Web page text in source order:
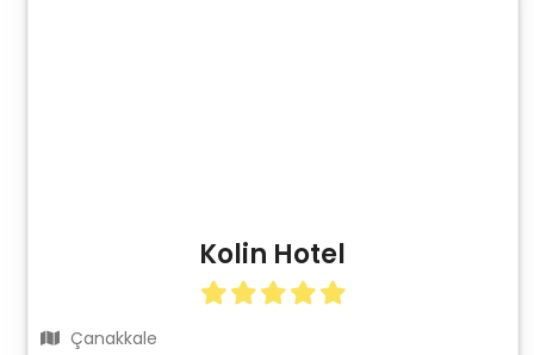
Kolin Hotel
Çanakkale